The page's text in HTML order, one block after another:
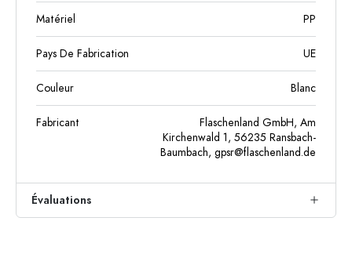
Matériel PP
Pays De Fabrication UE
Couleur Blanc
Fabricant
Flaschenland GmbH, Am
Kirchenwald 1, 56235 Ransbach-
Baumbach, gpsr@flaschenland.de
Évaluations